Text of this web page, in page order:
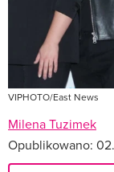
VIPHOTO/East News
Milena Tuzimek
Opublikowano: